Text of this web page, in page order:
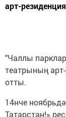
арт-
"Чаллы
театрының
отты.
14нче
Татарстан!»